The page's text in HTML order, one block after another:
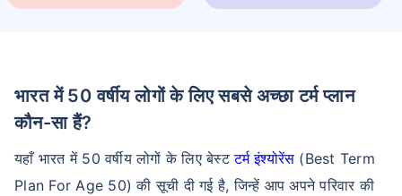
भारत में 50 वर्षीय लोगों के लिए सबसे अच्छा टर्म प्लान
कौन-सा हैं?
यहाँ भारत में 50 वर्षीय लोगों के लिए बेस्टटर्म इंश्योरेंस (Best Term
Plan For Age 50) की सूची दी गई है, जिन्हें आप अपने परिवार की